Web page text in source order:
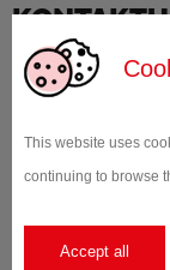
This website uses
continuing to browse
Accept all
Máte obecný
se Vám ozveme!
Jméno*